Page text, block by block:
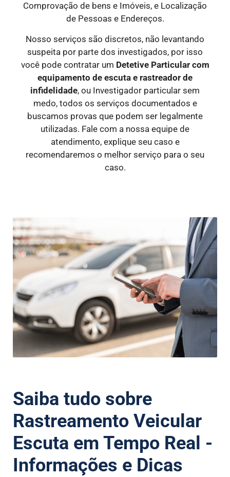
Comprovação de bens e Imóveis, e Localização
de Pessoas e Endereços.
Nosso serviços são discretos, não levantando
suspeita por parte dos investigados, por isso
você pode contratar um Detetive Particular com
equipamento de escuta e rastreador de
infidelidade, ou Investigador particular sem
medo, todos os serviços documentados e
buscamos provas que podem ser legalmente
utilizadas. Fale com a nossa equipe de
atendimento, explique seu caso e
recomendaremos o melhor serviço para o seu
caso.
Saiba tudo sobre
Rastreamento Veicular
Escuta em Tempo Real -
Informações e Dicas